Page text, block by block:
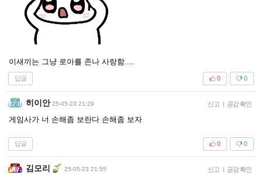
이새끼는 그냥 로아를 존나 사랑함....
답글 0
0
히이안 25-05-23 21:29 신고 | 공감 확인
게임사가 너 손해좀 보란다 손해좀 보자
답글 0
0
김모리 25-05-23 21:55 신고 | 공감 확인